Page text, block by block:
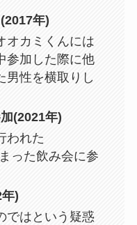
年)
オカミくんには
参加した際に他
男性を横取りし
(2021年)
われた
った飲み会に参
)
ではという疑惑